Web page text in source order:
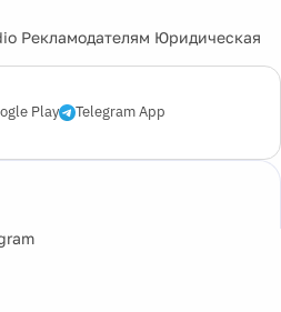
Рекламодателям Юридическая
Play Telegram App